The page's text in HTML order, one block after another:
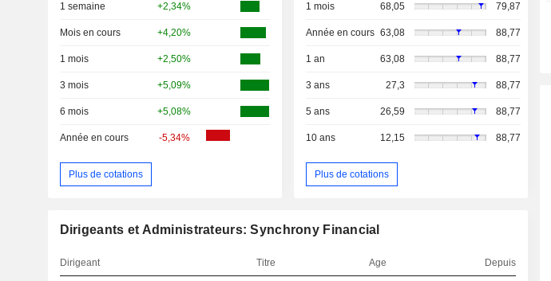
1 semaine +2,34%
Mois en cours +4,20%
1 mois +2,50%
3 mois +5,09%
6 mois +5,08%
Année en cours -5,34%
Plus de cotations
1 mois 68,05 79,87
Année en cours 63,08 88,77
1 an 63,08 88,77
3 ans 27,3 88,77
5 ans 26,59 88,77
10 ans 12,15 88,77
Plus de cotations
Dirigeants et Administrateurs: Synchrony Financial
Dirigeant Titre Age Depuis